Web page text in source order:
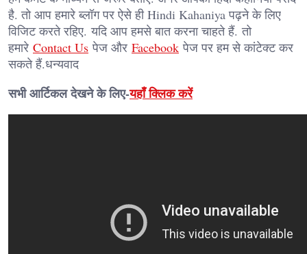
है. तो आप हमारे ब्लॉग पर ऐसे ही Hindi Kahaniya पढ़ने के लिए
विजिट करते रहिए. यदि आप हमसे बात करना चाहते हैं. तो
हमारे Contact Us पेज और Facebook पेज पर हम से कांटेक्ट कर
सकते हैं.धन्यवाद
सभी आर्टिकल देखने के लिए-यहाँ क्लिक करें